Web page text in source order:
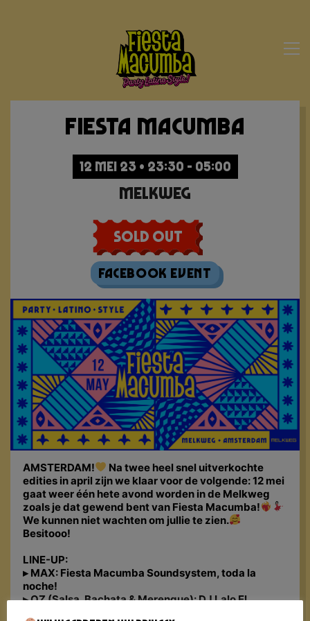
Fiesta Macumba
12 MEI 23 • 23:30 - 05:00
Melkweg
Sold Out
Facebook Event
AMSTERDAM!
Na twee heel snel uitverkochte
edities in april zijn we klaar voor de volgende: 12 mei
gaat weer één hete avond worden in de Melkweg
zoals je dat gewend bent van Fiesta Macumba!
We kunnen niet wachten om jullie te zien.
Besitooo!
LINE-UP:
▸ MAX: Fiesta Macumba Soundsystem, toda la
noche!
▸ OZ (Salsa, Bachata & Merengue): DJ Lalo El